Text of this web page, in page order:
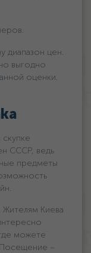
диапазон цен.
выгодно
оценки.
СССР, ведь
предметы
Киева
можете
Посещение –